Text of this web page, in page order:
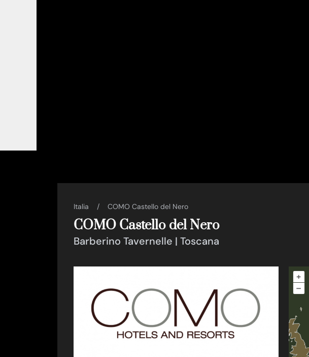
Italia COMO Castello del Nero
COMO Castello del Nero
Barberino Tavernelle | Toscana
+
–